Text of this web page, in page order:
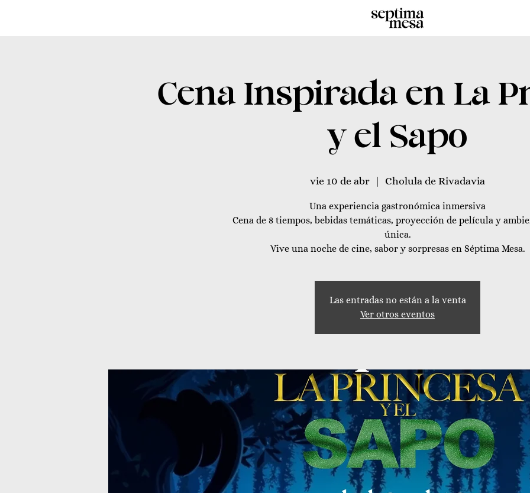
Cena Inspirada en La
y el Sapo
vie 10 de abr Cholula de Rivadavia
Una experiencia gastronómica inmersiva
Cena de 8 tiempos, bebidas temáticas, proyección de película y
única.
Vive una noche de cine, sabor y sorpresas en Séptima Mesa.
Las entradas no están a la venta
Ver otros eventos